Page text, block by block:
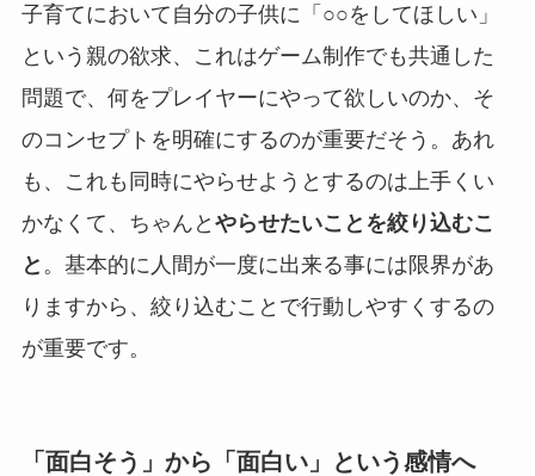
子育てにおいて自分の子供に「○○をしてほしい」
という親の欲求、これはゲーム制作でも共通した
問題で、何をプレイヤーにやって欲しいのか、そ
のコンセプトを明確にするのが重要だそう。あれ
も、これも同時にやらせようとするのは上手くい
かなくて、ちゃんと やらせたいことを絞り込むこ
と 。基本的に人間が一度に出来る事には限界があ
りますから、絞り込むことで行動しやすくするの
が重要です。
「面白そう」から「面白い」という感情へ